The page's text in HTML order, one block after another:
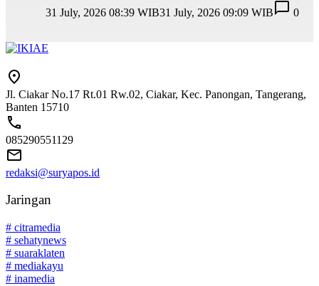
31 July, 2026 08:39 WIB31 July, 2026 09:09 WIB 0
Jl. Ciakar No.17 Rt.01 Rw.02, Ciakar, Kec. Panongan, Tangerang,
Banten 15710
085290551129
redaksi@suryapos.id
Jaringan
# citramedia
# sehatynews
# suaraklaten
# mediakayu
# inamedia